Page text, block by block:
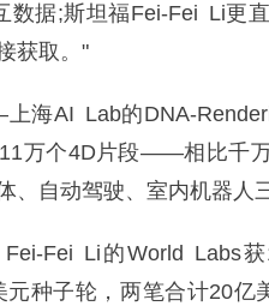
数据;斯坦福Fei-Fei Li更
获取。"
AI Lab的DNA-
万个4D片段——相比千万
自动驾驶、室内机器人
Fei Li的World Labs获
种子轮，两笔合计20亿